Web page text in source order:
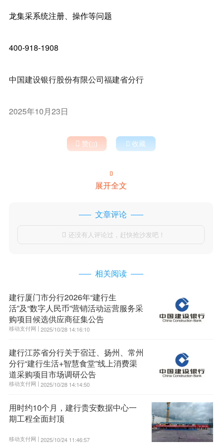
龙集采系统注册、操作等问题
400-918-1908
中国建设银行股份有限公司福建省分行
2025年10月23日
 赞()  收藏

展开全文
文章评论
 还没有人评论过，赶快抢沙发吧！
相关阅读
建行厦门市分行2026年“建行生
活”及“数字人民币”营销活动运营服务采
购项目候选供应商征集公告
移动支付网 | 2025/10/28 14:16:10
建行江苏省分行关于宿迁、扬州、常州
分行“建行生活+智慧食堂”线上消费渠
道采购项目市场调研公告
移动支付网 | 2025/10/28 14:14:50
用时约10个月，建行贵安数据中心一
期工程全面封顶
移动支付网 | 2025/10/24 11:46:57